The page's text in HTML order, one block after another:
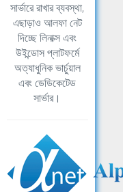
সার্ভারে রাখার ব্যবস্থা,
এছাড়াও আলফা নেট
দিচ্ছে লিনাক্স এবং
উইন্ডোস প্লাটফর্মে
অত্যাধুনিক ভার্চুয়াল
এবং ডেডিকেটেড
সার্ভার।